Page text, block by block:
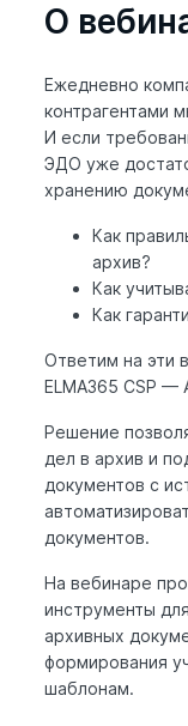
О
Ежедневно
контрагентами
И если
ЭДО уже
хранению
Как
архив?
Как
Как
Ответим на эти
ELMA365 CSP —
Решение
дел в архив и
документов с
документов.
На вебинаре
инструменты
архивных
формирования
шаблонам.